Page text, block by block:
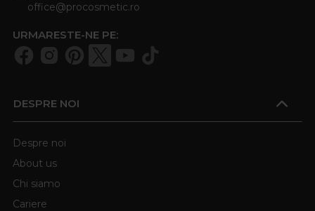
office@procosmetic.ro
URMARESTE-NE PE:
DESPRE NOI
Despre noi
About us
Chi siamo
Cariere